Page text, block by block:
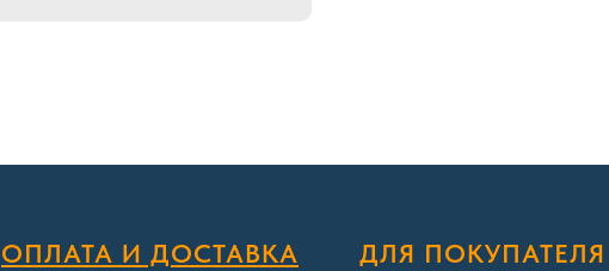
ОПЛАТА И ДОСТАВКА ДЛЯ ПОКУПАТЕЛЯ